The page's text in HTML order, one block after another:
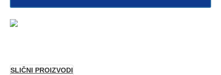
SLIČNI PROIZVODI